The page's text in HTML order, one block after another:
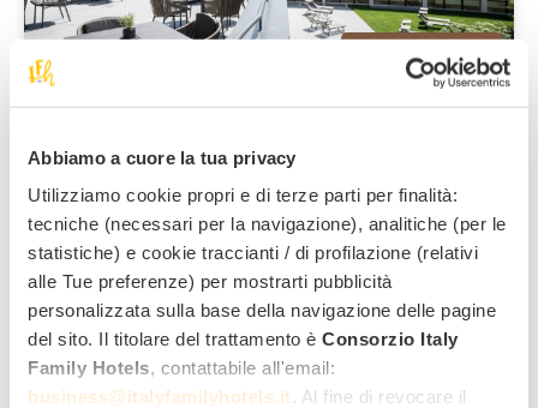
Abbiamo a cuore la tua privacy
Utilizziamo cookie propri e di terze parti per finalità:
tecniche (necessari per la navigazione), analitiche (per le
statistiche) e cookie traccianti / di profilazione (relativi
alle Tue preferenze) per mostrarti pubblicità
personalizzata sulla base della navigazione delle pagine
del sito. Il titolare del trattamento è Consorzio Italy
Family Hotels, contattabile all'email:
business@italyfamilyhotels.it . Al fine di revocare il
Naz - Sciaves
Das Mühlwald - Quality time Family
Resort****s
Un family resort con wellness per tutta la famiglia
Servizi family:
Recensioni:5,0
(1)
Aperto fino al 10/01/27 e dal 01/02/27 in poi
6 offerte da 152,00 €
a notte/adulto, in pensione completa